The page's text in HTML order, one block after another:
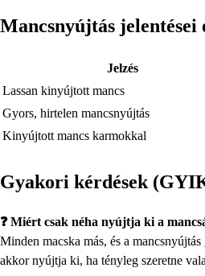
Mancsnyújtás jelentései
Jelzés
Lassan kinyújtott mancs
Gyors, hirtelen mancsnyújtás
Kinyújtott mancs karmokkal
Gyakori kérdések
❓ Miért csak néha nyújtja ki a
Minden macska más, és a
akkor nyújtja ki, ha tényleg szeretne